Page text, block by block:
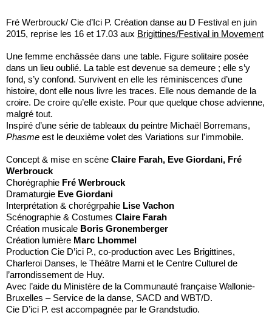
Fré Werbrouck/ Cie d’Ici P. Création danse au D Festival en juin
2015, reprise les 16 et 17.03 aux Brigittines/Festival in Movement
Une femme enchâssée dans une table. Figure solitaire posée
dans un lieu oublié. La table est devenue sa demeure ; elle s’y
fond, s’y confond. Survivent en elle les réminiscences d’une
histoire, dont elle nous livre les traces. Elle nous demande de la
croire. De croire qu’elle existe. Pour que quelque chose advienne,
malgré tout.
Inspiré d’une série de tableaux du peintre Michaël Borremans,
Phasme est le deuxième volet des Variations sur l’immobile.
Concept & mise en scène Claire Farah, Eve Giordani, Fré
Werbrouck
Chorégraphie Fré Werbrouck
Dramaturgie Eve Giordani
Interprétation & chorégrpahie Lise Vachon
Scénographie & Costumes Claire Farah
Création musicale Boris Gronemberger
Création lumière Marc Lhommel
Production Cie D’ici P., co-production avec Les Brigittines,
Charleroi Danses, le Théâtre Marni et le Centre Culturel de
l’arrondissement de Huy.
Avec l’aide du Ministère de la Communauté française Wallonie-
Bruxelles – Service de la danse, SACD and WBT/D.
Cie D’ici P. est accompagnée par le Grandstudio.